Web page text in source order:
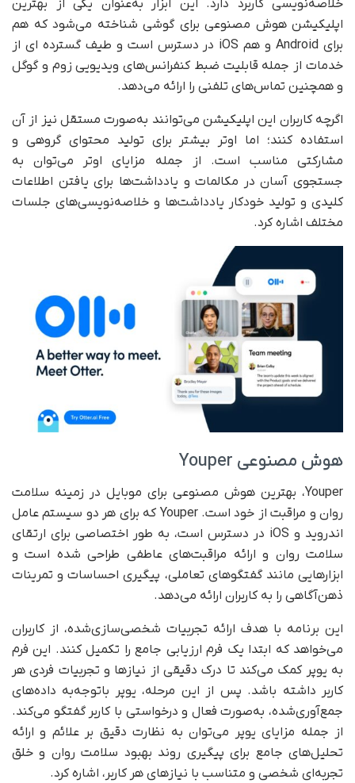
خلاصه‌نویسی کاربرد دارد. این ابزار به‌عنوان یکی از بهترین
اپلیکیشن هوش مصنوعی برای گوشی‌ شناخته می‌شود که هم
برای Android و هم iOS در دسترس است و طیف گسترده ای از
خدمات از جمله قابلیت ضبط کنفرانس‌های ویدیویی زوم و گوگل
و همچنین تماس‌های تلفنی را ارائه می‌دهد.
اگرچه کاربران این اپلیکیشن می‌توانند به‌صورت مستقل نیز از آن
استفاده کنند؛ اما اوتر بیشتر برای تولید محتوای گروهی و
مشارکتی مناسب است. از جمله مزایای اوتر می‌توان به
جستجوی آسان در مکالمات و یادداشت‌ها برای یافتن اطلاعات
کلیدی و تولید خودکار یادداشت‌ها و خلاصه‌نویسی‌های جلسات
مختلف اشاره کرد.
هوش مصنوعی Youper
Youper، بهترین هوش مصنوعی برای موبایل در زمینه سلامت
روان و مراقبت از خود است. Youper که برای هر دو سیستم عامل
اندروید و iOS در دسترس است، به طور اختصاصی برای ارتقای
سلامت روان و ارائه مراقبت‌های عاطفی طراحی شده است و
ابزار‌هایی مانند گفتگو‌های تعاملی، پیگیری احساسات و تمرینات
ذهن‌آگاهی را به کاربران ارائه می‌دهد.
این برنامه با هدف ارائه تجربیات شخصی‌سازی‌شده، از کاربران
می‌خواهد که ابتدا یک فرم ارزیابی جامع را تکمیل کنند. این فرم
به یوپر کمک می‌کند تا درک دقیقی از نیازها و تجربیات فردی هر
کاربر داشته باشد. پس از این مرحله، یوپر با‌توجه‌به داده‌های
جمع‌آوری‌شده، به‌صورت فعال و درخواستی با کاربر گفتگو می‌کند.
از جمله مزایای یوپر می‌توان به نظارت دقیق بر علائم و ارائه
تحلیل‌های جامع برای پیگیری روند بهبود سلامت روان و خلق
تجربه‌ای شخصی و متناسب با نیازهای هر کاربر، اشاره کرد.